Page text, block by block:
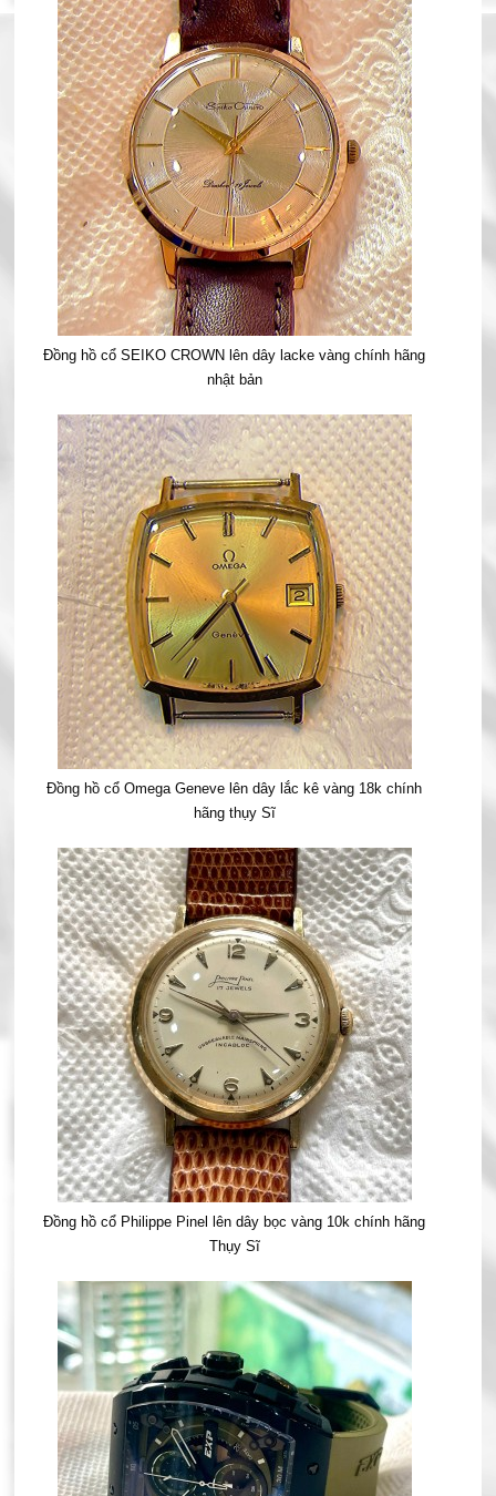
Đồng hồ cổ SEIKO CROWN lên dây lacke vàng chính hãng
nhật bản
Đồng hồ cổ Omega Geneve lên dây lắc kê vàng 18k chính
hãng thụy Sĩ
Đồng hồ cổ Philippe Pinel lên dây bọc vàng 10k chính hãng
Thụy Sĩ